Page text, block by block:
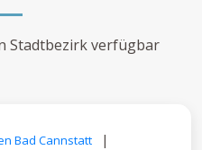
Stadtbezirk verfügbar
Bad Cannstatt |